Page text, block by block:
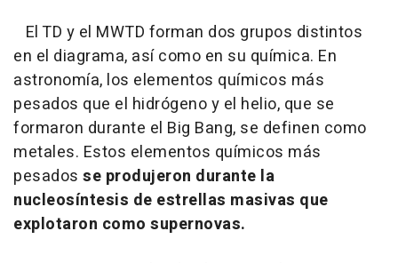
El TD y el MWTD forman dos grupos distintos
en el diagrama, así como en su química. En
astronomía, los elementos químicos más
pesados que el hidrógeno y el helio, que se
formaron durante el Big Bang, se definen como
metales. Estos elementos químicos más
pesados se produjeron durante la
nucleosíntesis de estrellas masivas que
explotaron como supernovas.